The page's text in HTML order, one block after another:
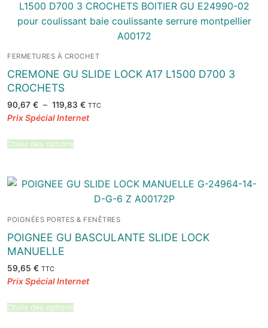
FERMETURES À CROCHET
CREMONE GU SLIDE LOCK A17 L1500 D700 3
CROCHETS
90,67 € – 119,83 €Plage
prix :
TTC
Choix des options
POIGNÉES PORTES & FENÊTRES
POIGNEE GU BASCULANTE SLIDE LOCK
MANUELLE
59,65 € TTC
Choix des options